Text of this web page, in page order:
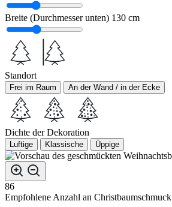
Breite (Durchmesser unten) 130 cm
Standort
Frei im Raum An der Wand / in der Ecke
Dichte der Dekoration
Luftige Klassische Üppige
86
Empfohlene Anzahl an Christbaumschmuck